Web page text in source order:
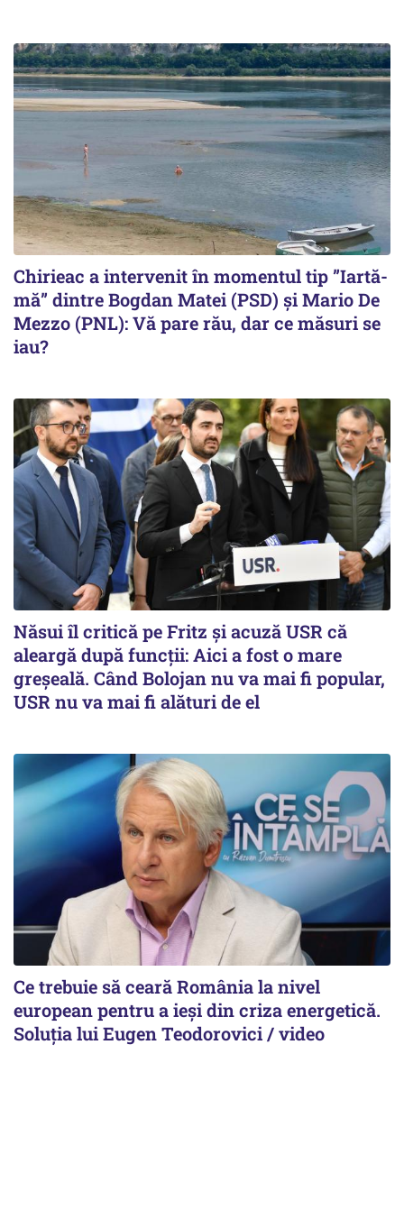
Chirieac a intervenit în momentul tip ”Iartă-
mă” dintre Bogdan Matei (PSD) și Mario De
Mezzo (PNL): Vă pare rău, dar ce măsuri se
iau?
Năsui îl critică pe Fritz și acuză USR că
aleargă după funcții: Aici a fost o mare
greșeală. Când Bolojan nu va mai fi popular,
USR nu va mai fi alături de el
Ce trebuie să ceară România la nivel
european pentru a ieși din criza energetică.
Soluția lui Eugen Teodorovici / video